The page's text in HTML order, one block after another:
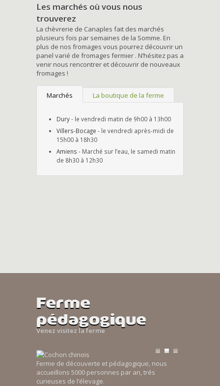
Les marchés où vous nous
trouverez
La chèvrerie de Canaples fait des marchés
plusieurs fois par semaines de la Somme. En
plus de nos fromages vous pourrez découvrir un
panel varié de fromages fermier . N’hésitez pas a
venir nous rencontrer et découvrir de nouveaux
fromages !
Marchés La boutique de la ferme
Dury- le vendredi matin de 9h00 à 13h00
Villers-Bocage - le vendredi après-midi de
15h00 à 18h30
Amiens - Marché sur l’eau, le samedi matin
de 8h30 à 12h30
Ferme
pédagogique
Venez visitez la ferme
Ferme de découverte et pédagogique, nous
accueillons 5000 personnes par an, trés
curieuses de l’élevage.